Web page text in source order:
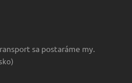
sa postaráme my.